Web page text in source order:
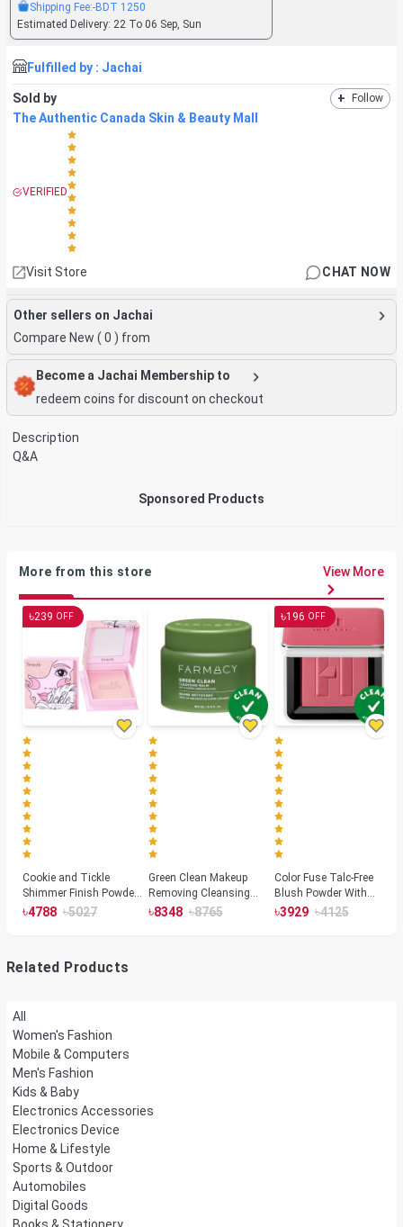
Shipping Fee:-BDT 1250
Estimated Delivery: 22 To 06 Sep, Sun
Fulfilled by : Jachai
Sold by + Follow
The Authentic Canada Skin & Beauty Mall
VERIFIED
Visit Store CHAT NOW
Other sellers on Jachai
Compare New ( 0 ) from
Become a Jachai Membership to
redeem coins for discount on checkout
Description
Q&A
Sponsored Products
More from this store View More
৳239 OFF
Cookie and Tickle
Shimmer Finish Powder
Highlighters
৳4788 ৳5027
Green Clean Makeup
Removing Cleansing
Balm
৳8348 ৳8765
৳196 OFF
Color Fuse Talc-Free
Blush Powder With
Fermented Arnica
৳3929 ৳4125
Related Products
All
Women's Fashion
Mobile & Computers
Men's Fashion
Kids & Baby
Electronics Accessories
Electronics Device
Home & Lifestyle
Sports & Outdoor
Automobiles
Digital Goods